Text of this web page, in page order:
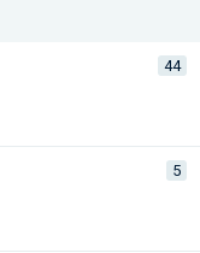
44
5